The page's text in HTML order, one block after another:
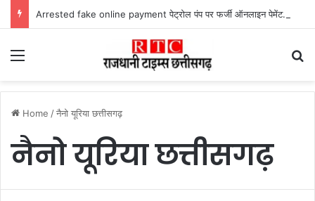
Arrested fake online payment पेट्रोल पंप पर फर्जी ऑनलाइन पेमेंट दिखाकर ठगी करने वाला युवक गिरफ्तार
Menu
Home /नैनो यूरिया छत्तीसगढ़
नैनो यूरिया छत्तीसगढ़